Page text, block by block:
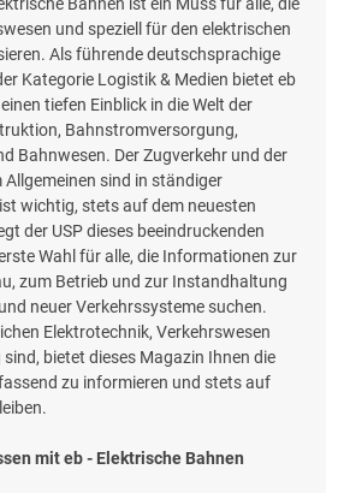
und speziell für den elektrischen
Als führende deutschsprachige
Kategorie Logistik & Medien bietet eb
tiefen Einblick in die Welt der
Bahnstromversorgung,
Bahnwesen. Der Zugverkehr und der
Allgemeinen sind in ständiger
wichtig, stets auf dem neuesten
der USP dieses beeindruckenden
Wahl für alle, die Informationen zur
zum Betrieb und zur Instandhaltung
neuer Verkehrssysteme suchen.
Elektrotechnik, Verkehrswesen
bietet dieses Magazin Ihnen die
zu informieren und stets auf
mit eb - Elektrische Bahnen